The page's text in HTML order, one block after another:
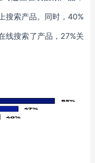
搜索产品。同时，40%
线搜索了产品，27%关